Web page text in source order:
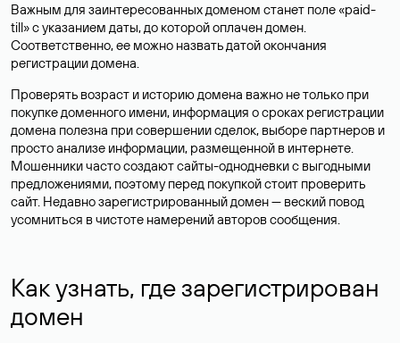
Важным для заинтересованных доменом станет поле «paid-
till» с указанием даты, до которой оплачен домен.
Соответственно, ее можно назвать датой окончания
регистрации домена.
Проверять возраст и историю домена важно не только при
покупке доменного имени, информация о сроках регистрации
домена полезна при совершении сделок, выборе партнеров и
просто анализе информации, размещенной в интернете.
Мошенники часто создают сайты-однодневки с выгодными
предложениями, поэтому перед покупкой стоит проверить
сайт. Недавно зарегистрированный домен — веский повод
усомниться в чистоте намерений авторов сообщения.
Как узнать, где зарегистрирован
домен